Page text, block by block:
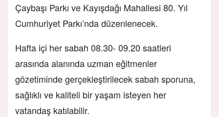
Çaybaşı Parkı ve Kayışdağı Mahallesi 80. Yıl
Cumhuriyet Parkı’nda düzenlenecek.
Hafta içi her sabah 08.30- 09.20 saatleri
arasında alanında uzman eğitmenler
gözetiminde gerçekleştirilecek sabah sporuna,
sağlıklı ve kaliteli bir yaşam isteyen her
vatandaş katılabilir.